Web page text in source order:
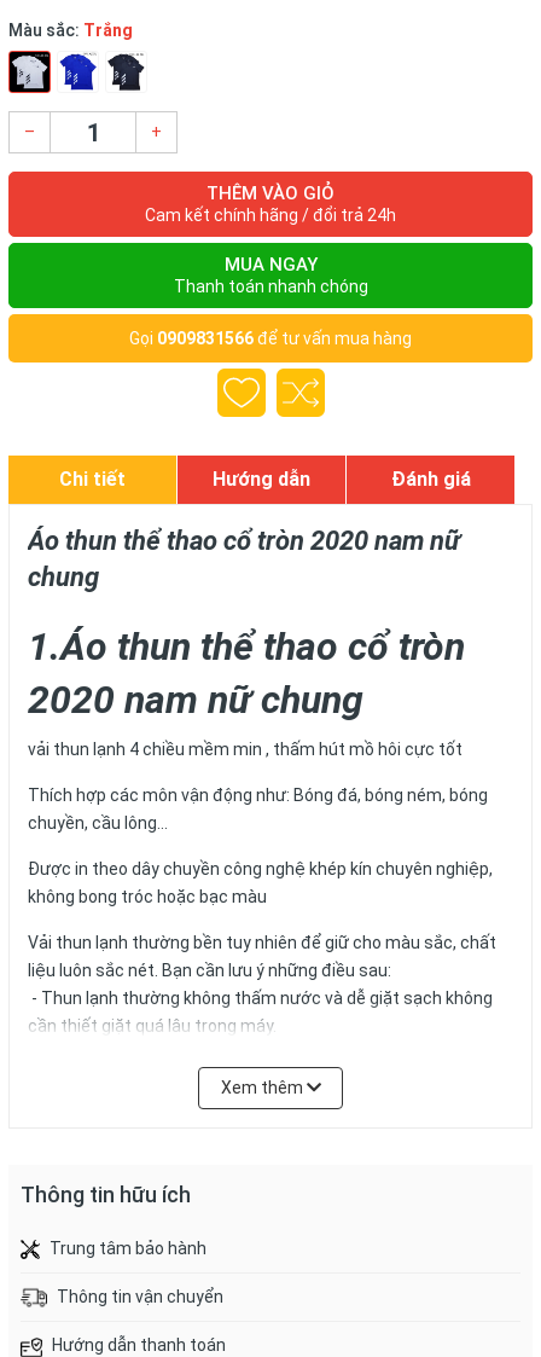
Màu sắc: Trắng
– +
THÊM VÀO GIỎ
Cam kết chính hãng / đổi trả 24h
MUA NGAY
Thanh toán nhanh chóng
Gọi 0909831566để tư vấn mua hàng
Chi tiết Hướng dẫn Đánh giá
Áo thun thể thao cổ tròn 2020 nam nữ
chung
1.Áo thun thể thao cổ tròn
2020 nam nữ chung
vải thun lạnh 4 chiều mềm min , thấm hút mồ hôi cực tốt
Thích hợp các môn vận động như: Bóng đá, bóng ném, bóng
chuyền, cầu lông...
Được in theo dây chuyền công nghệ khép kín chuyên nghiệp,
không bong tróc hoặc bạc màu
Vải thun lạnh thường bền tuy nhiên để giữ cho màu sắc, chất
liệu luôn sắc nét. Bạn cần lưu ý những điều sau:
- Thun lạnh thường không thấm nước và dễ giặt sạch không
cần thiết giặt quá lâu trong máy.
- Vì vải không nhăn nên không cần ủi và cũng tránh ủi vì nhiệt
.Áo thun thể thao cổ tròn 2020 nam nữ chung
Xem thêm
Thông tin hữu ích
Trung tâm bảo hành
Thông tin vận chuyển
Hướng dẫn thanh toán